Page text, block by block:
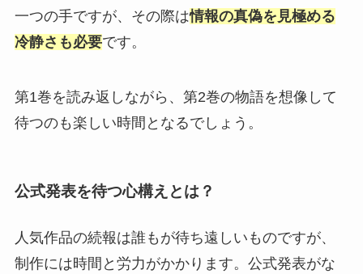
一つの手ですが、その際は情報の真偽を見極める
冷静さも必要です。
第1巻を読み返しながら、第2巻の物語を想像して
待つのも楽しい時間となるでしょう。
公式発表を待つ心構えとは？
人気作品の続報は誰もが待ち遠しいものですが、
制作には時間と労力がかかります。公式発表がな